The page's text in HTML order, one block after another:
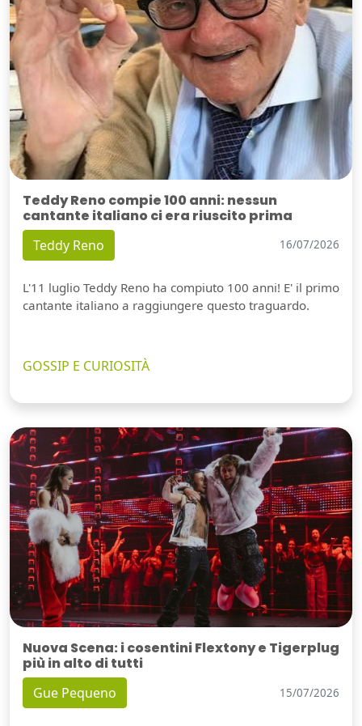
Teddy Reno compie 100 anni: nessun
cantante italiano ci era riuscito prima
Teddy Reno 16/07/2026
L'11 luglio Teddy Reno ha compiuto 100 anni! E' il primo
cantante italiano a raggiungere questo traguardo.
GOSSIP E CURIOSITÀ
Nuova Scena: i cosentini Flextony e Tigerplug
più in alto di tutti
Gue Pequeno 15/07/2026